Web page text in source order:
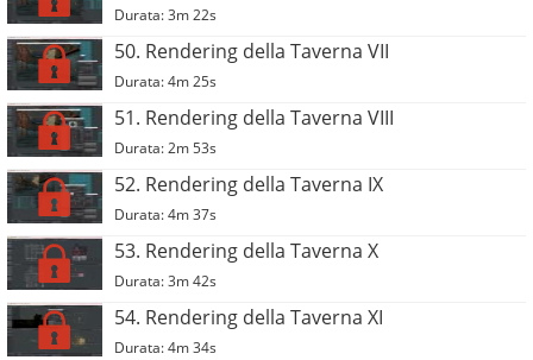
Durata: 3m 22s
50. Rendering della Taverna VII
Durata: 4m 25s
51. Rendering della Taverna VIII
Durata: 2m 53s
52. Rendering della Taverna IX
Durata: 4m 37s
53. Rendering della Taverna X
Durata: 3m 42s
54. Rendering della Taverna XI
Durata: 4m 34s